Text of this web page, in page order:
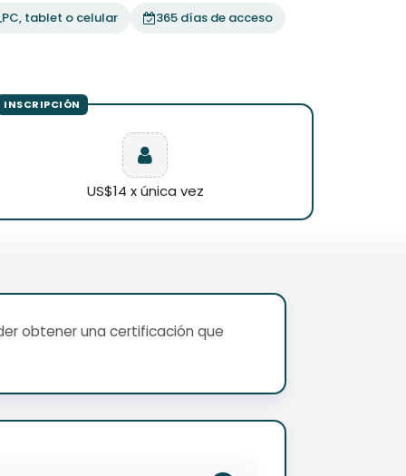
PC, tablet o celular 365 días de acceso
US$14 x única vez
obtener una certificación que